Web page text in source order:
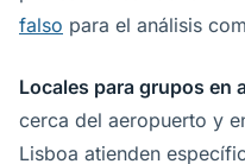
falso para el análisis
Locales para grupos en
cerca del aeropuerto y
Lisboa atienden